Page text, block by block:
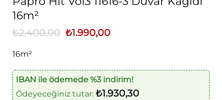
16m²
₺2.400,00 Orijinal
fiyat:
₺1.990,00Şu
16m²
IBAN ile ödemede %3 indirim!
Ödeyeceğiniz tutar: ₺1.930,30